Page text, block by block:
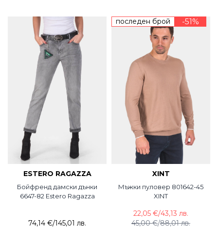
ESTERO RAGAZZA
Бойфренд дамски дънки
6647-82 Estero Ragazza
74,14 €/145,01 лв.
последен брой -51%
XINT
Мъжки пуловер 801642-45
XINT
45,00 €/88,01 лв.
22,05 €/43,13 лв.